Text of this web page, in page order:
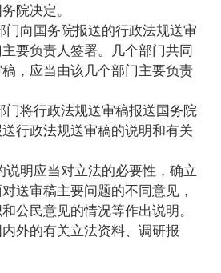
、社会管理、公共服务转变
统一、效能的原则，相同
行政机关承担，简化行政
民、法人和其他组织的合
的义务的同时，应当规定
实现的途径；
关的职权与责任相统一的
必要的职权的同时，应当
序和应承担的责任。